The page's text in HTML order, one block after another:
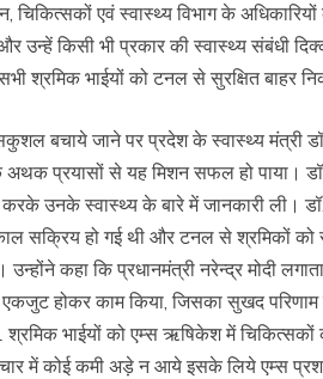
एवं स्वास्थ्य विभाग के अधिकारियों
उन्हें किसी भी प्रकार की स्वास्थ्य संबंधी
श्रमिक भाईयों को टनल से सुरक्षित बाहर
बचाये जाने पर प्रदेश के स्वास्थ्य मंत्री
अथक प्रयासों से यह मिशन सफल हो पाया।
उनके स्वास्थ्य के बारे में जानकारी ली।
सक्रिय हो गई थी और टनल से श्रमिकों को
कहा कि प्रधानमंत्री नरेन्द्र मोदी
होकर काम किया, जिसका सुखद
भाईयों को एम्स ऋषिकेश में चिकित्सकों
में कोई कमी अड़े न आये इसके लिये एम्स